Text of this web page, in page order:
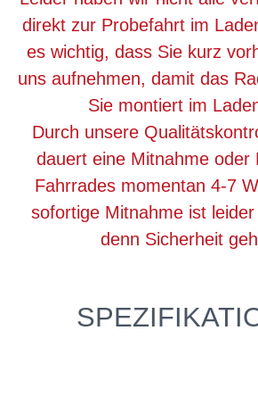
direkt zur Probefahrt im
es wichtig, dass Sie kurz
uns aufnehmen, damit das
Sie montiert im
Durch unsere
dauert eine Mitnahme oder
Fahrrades momentan 4-7
sofortige Mitnahme ist
denn Sicherheit